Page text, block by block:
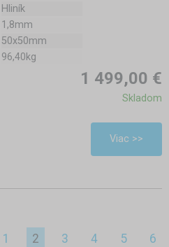
Hliník
1,8mm
50x50mm
96,40kg
1 499,00 €
Skladom
Viac >>
1 2 3 4 5
6